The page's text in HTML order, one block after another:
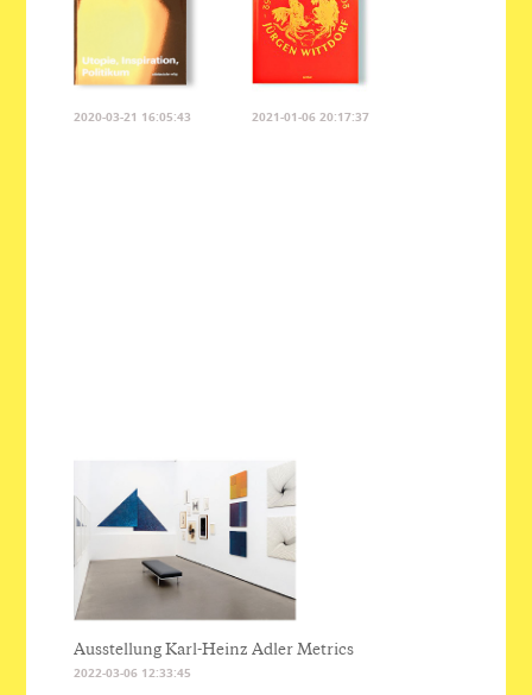
2020-03-21 16:05:43 2021-01-06 20:17:37
Ausstellung Karl-Heinz Adler Metrics
2022-03-06 12:33:45